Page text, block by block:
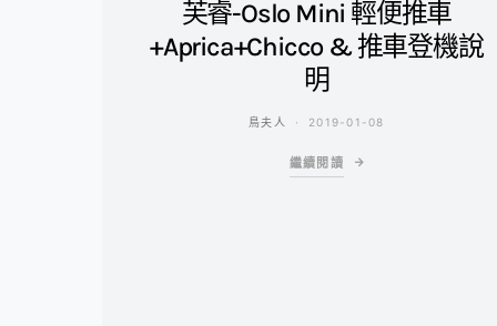
芙睿-Oslo Mini 輕便推車
+Aprica+Chicco & 推車登機說
明
鳥夫人 2019-01-08
繼續閱讀